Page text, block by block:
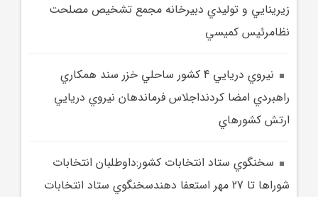
زيرينايي و توليدي دبيرخانه مجمع تشخيص مصلحت
نظامرئيس کميسي
نيروي دريايي 4 کشور ساحلي خزر سند همکاري
راهبردي امضا کردنداجلاس فرماندهان نيروي دريايي
ارتش کشورهاي
سخنگوي ستاد انتخابات کشور:داوطلبان انتخابات
شوراها تا 27 مهر استعفا دهندسخنگوي ستاد انتخابات